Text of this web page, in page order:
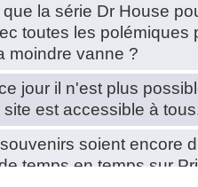
la série Dr House
toutes les polémiques
moindre vanne ?
jour il n'est plus
est accessible à
soient encore
temps en temps sur